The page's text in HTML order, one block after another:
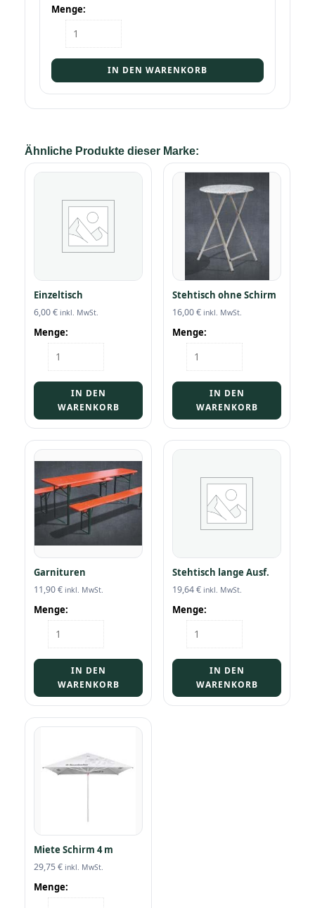
Menge:
Einzelbank
Menge
IN DEN WARENKORB
Ähnliche Produkte dieser Marke:
Einzeltisch
6,00€ inkl. MwSt.
Menge:
Einzeltisch
Menge
IN DEN
WARENKORB
Stehtisch ohne Schirm
16,00€ inkl. MwSt.
Menge:
Stehtisch
ohne
MengeIN DEN
WARENKORB
Garnituren
11,90€ inkl. MwSt.
Menge:
Garnituren
Menge
IN DEN
WARENKORB
Stehtisch lange Ausf.
19,64€ inkl. MwSt.
Menge:
Stehtisch
lange
MengeIN DEN
WARENKORB
Miete Schirm 4 m
29,75€ inkl. MwSt.
Menge:
Miete